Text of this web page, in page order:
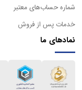
شماره حساب‌های معتبر
خدمات پس از فروش
نمادهای ما